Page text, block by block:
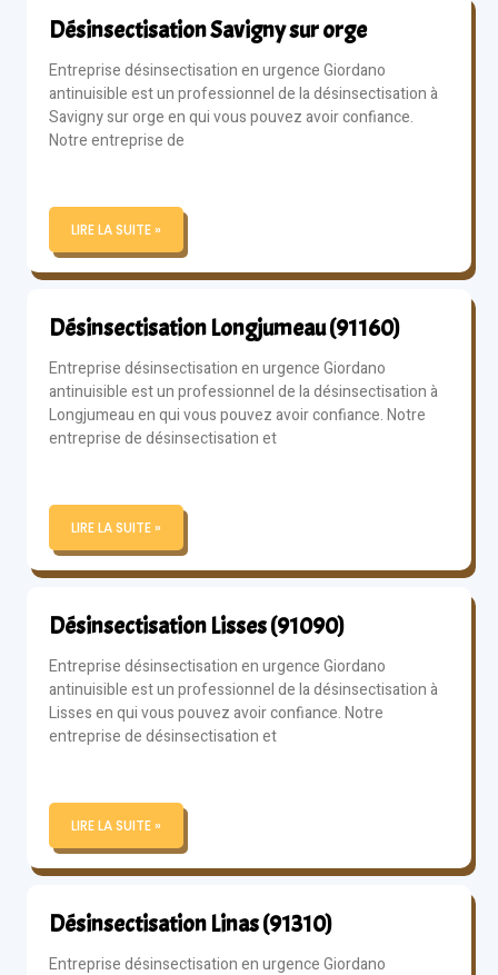
Désinsectisation Savigny sur orge
Entreprise désinsectisation en urgence Giordano
antinuisible est un professionnel de la désinsectisation à
Savigny sur orge en qui vous pouvez avoir confiance.
Notre entreprise de
LIRE LA SUITE »
Désinsectisation Longjumeau (91160)
Entreprise désinsectisation en urgence Giordano
antinuisible est un professionnel de la désinsectisation à
Longjumeau en qui vous pouvez avoir confiance. Notre
entreprise de désinsectisation et
LIRE LA SUITE »
Désinsectisation Lisses (91090)
Entreprise désinsectisation en urgence Giordano
antinuisible est un professionnel de la désinsectisation à
Lisses en qui vous pouvez avoir confiance. Notre
entreprise de désinsectisation et
LIRE LA SUITE »
Désinsectisation Linas (91310)
Entreprise désinsectisation en urgence Giordano